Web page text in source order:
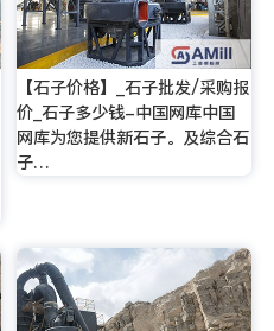
【石子价格】_石子批发/采购报
价_石子多少钱-中国网库中国
网库为您提供新石子。及综合石
子…